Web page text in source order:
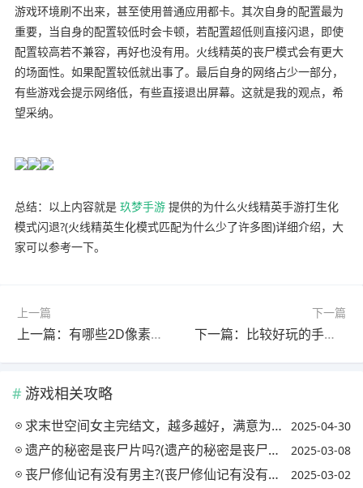
游戏环境刷不出来，甚至使用普通应用都卡。其次自身的配置最为
重要，当自身的配置较低时会卡顿，若配置超低则直接闪退，即使
配置较高若不兼容，再好也没有用。火线精英的丧尸模式会有更大
的场面性。如果配置较低就出事了。最后自身的网络占少一部分，
有些游戏会提示网络低，有些直接退出屏幕。这就是我的观点，希
望采纳。
总结：以上内容就是 玖梦手游提供的为什么火线精英手游打生化
模式闪退?(火线精英生化模式匹配为什么少了许多图)详细介绍，大
家可以参考一下。
上一篇
上一篇：有哪些2D像素类的僵尸生存手游值得推荐?(有哪些2d像素类的僵尸生存手游值得推荐一下)
下一篇
下一篇：比较好玩的手机卡牌类游戏有哪些好的推荐?(最好玩的手机卡牌游戏)
游戏相关攻略
求末世空间女主完结文，越多越好，满意为止?(末世女主空间文推荐) 2025-04-30
遗产的秘密是丧尸片吗?(遗产的秘密是丧尸片吗百度云) 2025-03-08
丧尸修仙记有没有男主?(丧尸修仙记有没有男主的小说) 2025-03-02